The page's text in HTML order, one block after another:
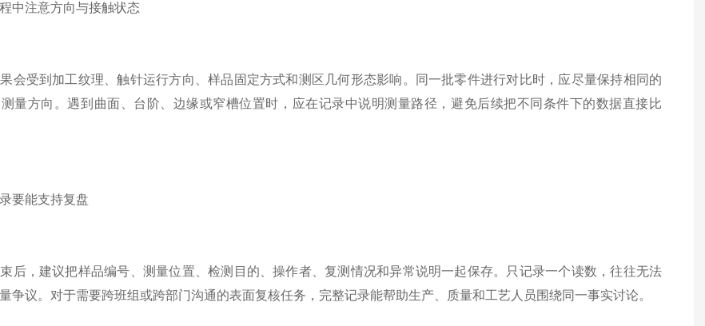
中注意方向与接触状态
会受到加工纹理、触针运行方向、样品固定方式和测区几何形态影响。同一批零件进行对比时，应尽量保持相同的
量方向。遇到曲面、台阶、边缘或窄槽位置时，应在记录中说明测量路径，避免后续把不同条件下的数据直接比
要能支持复盘
后，建议把样品编号、测量位置、检测目的、操作者、复测情况和异常说明一起保存。只记录一个读数，往往无法
争议。对于需要跨班组或跨部门沟通的表面复核任务，完整记录能帮助生产、质量和工艺人员围绕同一事实讨论。